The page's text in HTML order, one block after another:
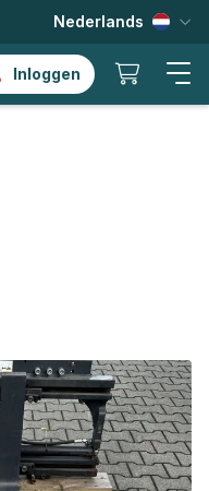
Nederlands
Inloggen